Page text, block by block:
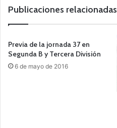
Publicaciones relacionadas
Previa de la jornada 37 en
Segunda B y Tercera División
6 de mayo de 2016